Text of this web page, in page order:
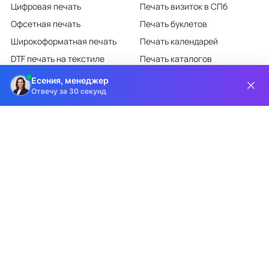
Цифровая печать
Офсетная печать
Широкоформатная печать
DTF печать на текстиле
Лазерная гравировка
Печать визиток в СПб
Печать буклетов
Печать календарей
Печать каталогов
Есения, менеджер
Отвечу за 30 секунд